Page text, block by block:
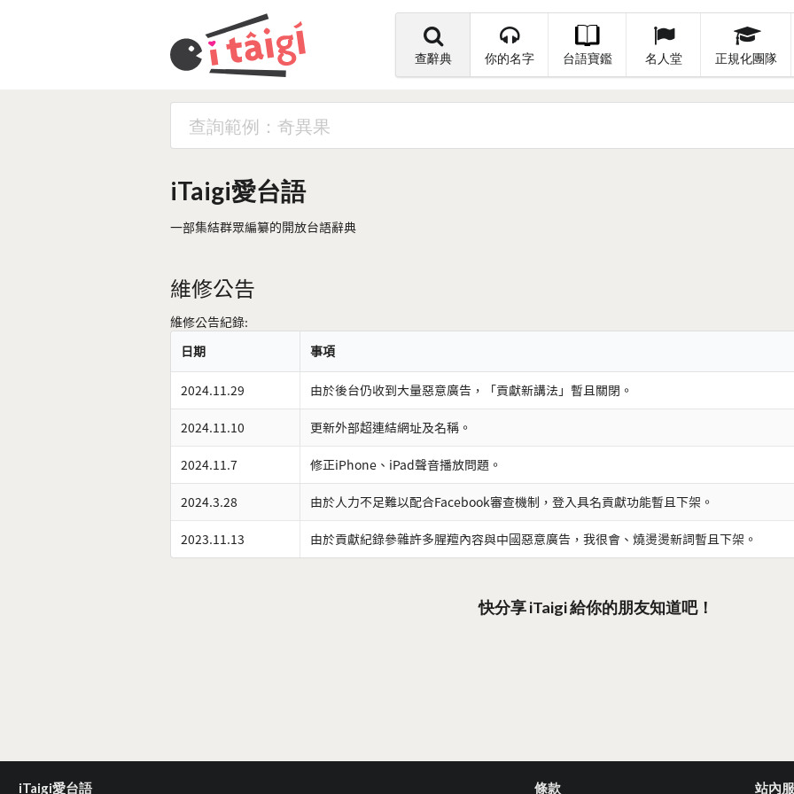
查辭典 你的名字 台語寶鑑 名人堂 正規化團隊
iTaigi愛台語
一部集結群眾編纂的開放台語辭典
維修公告
維修公告紀錄:
日期
事項
2024.11.29 由於後台仍收到大量惡意廣告，「貢獻新講法」暫且關閉。
2024.11.10 更新外部超連結網址及名稱。
2024.11.7 修正iPhone、iPad聲音播放問題。
2024.3.28 由於人力不足難以配合Facebook審查機制，登入具名貢獻功能暫且下架。
2023.11.13 由於貢獻紀錄參雜許多腥羶內容與中國惡意廣告，我很會、燒燙燙新詞暫且下架。
快分享 iTaigi 給你的朋友知道吧！
iTaigi愛台語 條款 站內